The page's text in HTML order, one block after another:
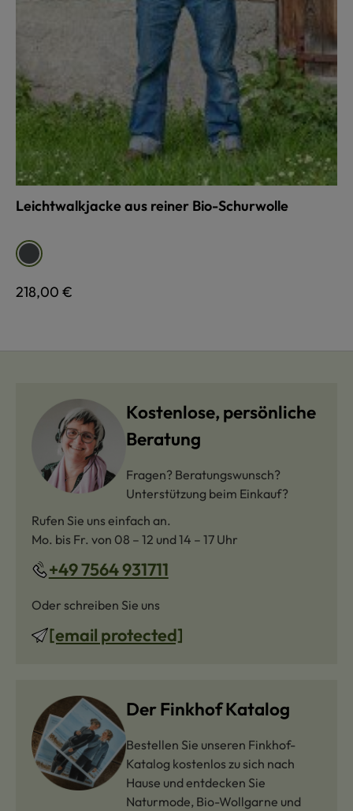
Leichtwalkjacke aus reiner Bio-Schurwolle
Farbeanthrazit
Regulärer Preis:
218,00 €
Kostenlose, persönliche
Beratung
Fragen? Beratungswunsch?
Unterstützung beim Einkauf?
Rufen Sie uns einfach an.
Mo. bis Fr. von 08 – 12 und 14 – 17 Uhr
+49 7564 931711
Oder schreiben Sie uns
[email protected]
Der Finkhof Katalog
Bestellen Sie unseren Finkhof-
Katalog kostenlos zu sich nach
Hause und entdecken Sie
Naturmode, Bio-Wollgarne und